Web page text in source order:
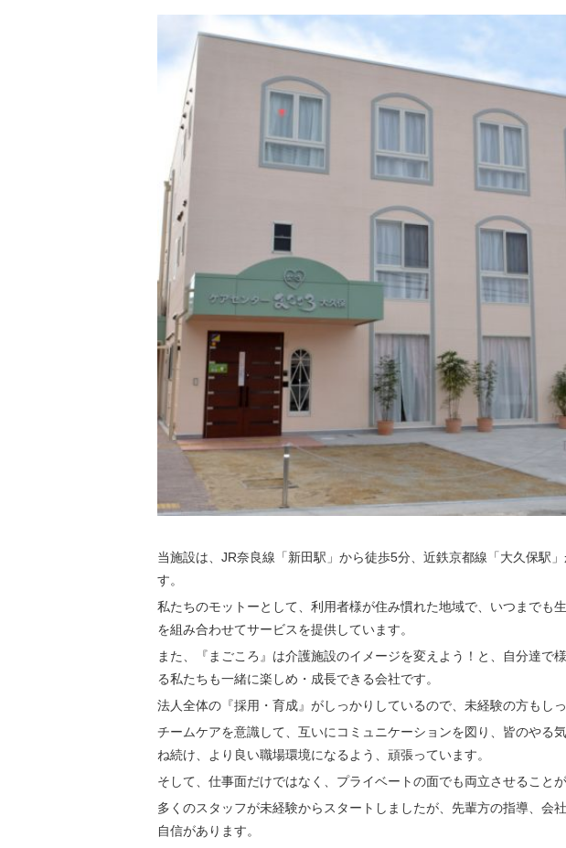
当施設は、JR奈良線「新田駅」から徒歩5分、近鉄京都線「大久保駅
す。
私たちのモットーとして、利用者様が住み慣れた地域で、いつまでも
を組み合わせてサービスを提供しています。
また、『まごころ』は介護施設のイメージを変えよう！と、自分達で
る私たちも一緒に楽しめ・成長できる会社です。
法人全体の『採用・育成』がしっかりしているので、未経験の方もし
チームケアを意識して、互いにコミュニケーションを図り、皆のやる
ね続け、より良い職場環境になるよう、頑張っています。
そして、仕事面だけではなく、プライベートの面でも両立させること
多くのスタッフが未経験からスタートしましたが、先輩方の指導、会
自信があります。